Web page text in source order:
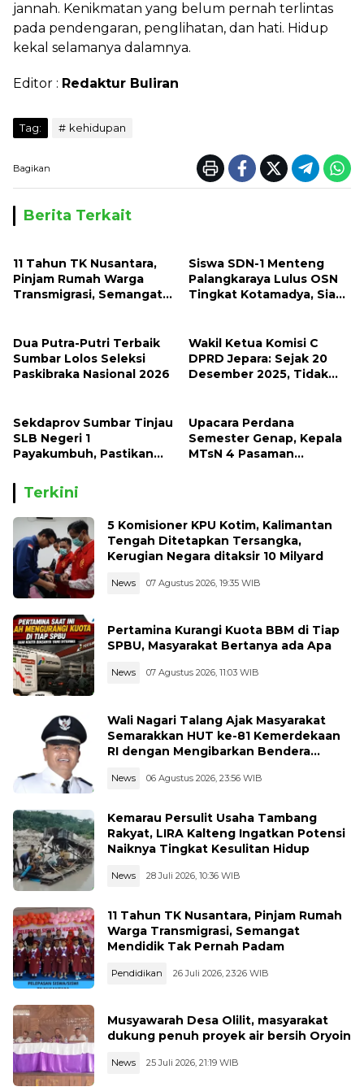
jannah. Kenikmatan yang belum pernah terlintas
pada pendengaran, penglihatan, dan hati. Hidup
kekal selamanya dalamnya.
Editor : Redaktur Buliran
Tag: kehidupan
Bagikan
Berita Terkait
11 Tahun TK Nusantara,
Pinjam Rumah Warga
Transmigrasi, Semangat
Siswa SDN-1 Menteng
Palangkaraya Lulus OSN
Tingkat Kotamadya, Siap
Tegah Tahun 2026
Dua Putra-Putri Terbaik
Sumbar Lolos Seleksi
Paskibraka Nasional 2026
Wakil Ketua Komisi C
DPRD Jepara: Sejak 20
Desember 2025, Tidak
Sekdaprov Sumbar Tinjau
SLB Negeri 1
Payakumbuh, Pastikan
Inklusif Berjalan Optimal
Upacara Perdana
Semester Genap, Kepala
MTsN 4 Pasaman
Terkini
5 Komisioner KPU Kotim, Kalimantan
Tengah Ditetapkan Tersangka,
Kerugian Negara ditaksir 10 Milyard
News 07 Agustus 2026, 19:35 WIB
Pertamina Kurangi Kuota BBM di Tiap
SPBU, Masyarakat Bertanya ada Apa
News 07 Agustus 2026, 11:03 WIB
Wali Nagari Talang Ajak Masyarakat
Semarakkan HUT ke-81 Kemerdekaan
RI dengan Mengibarkan Bendera
News 06 Agustus 2026, 23:56 WIB
Kemarau Persulit Usaha Tambang
Rakyat, LIRA Kalteng Ingatkan Potensi
Naiknya Tingkat Kesulitan Hidup
News 28 Juli 2026, 10:36 WIB
11 Tahun TK Nusantara, Pinjam Rumah
Warga Transmigrasi, Semangat
Mendidik Tak Pernah Padam
Pendidikan 26 Juli 2026, 23:26 WIB
Musyawarah Desa Olilit, masyarakat
dukung penuh proyek air bersih Oryoin
News 25 Juli 2026, 21:19 WIB